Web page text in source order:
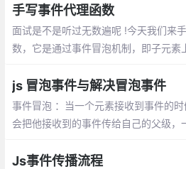
手写事件代理函数
面试是不是听过无数遍呢 !今天我们来
数，它是通过事件冒泡机制，即子元素
js 冒泡事件与解决冒泡事件
事件冒泡 ：当一个元素接收到事件的时
会把他接收到的事件传给自己的父级，
topPropagation();
Js事件传播流程